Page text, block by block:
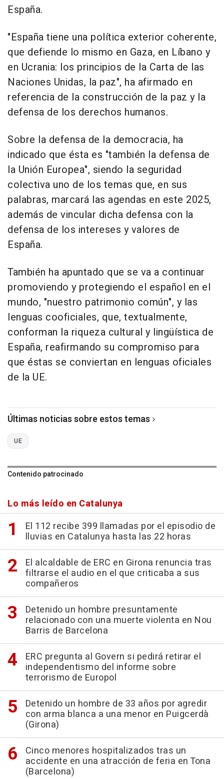
España.
"España tiene una política exterior coherente,
que defiende lo mismo en Gaza, en Líbano y
en Ucrania: los principios de la Carta de las
Naciones Unidas, la paz", ha afirmado en
referencia de la construcción de la paz y la
defensa de los derechos humanos.
Sobre la defensa de la democracia, ha
indicado que ésta es "también la defensa de
la Unión Europea", siendo la seguridad
colectiva uno de los temas que, en sus
palabras, marcará las agendas en este 2025,
además de vincular dicha defensa con la
defensa de los intereses y valores de
España.
También ha apuntado que se va a continuar
promoviendo y protegiendo el español en el
mundo, "nuestro patrimonio común", y las
lenguas cooficiales, que, textualmente,
conforman la riqueza cultural y lingüística de
España, reafirmando su compromiso para
que éstas se conviertan en lenguas oficiales
de la UE.
Últimas noticias sobre estos temas
UE
Contenido patrocinado
Lo más leído en Catalunya
El 112 recibe 399 llamadas por el episodio de
lluvias en Catalunya hasta las 22 horas
El alcaldable de ERC en Girona renuncia tras
filtrarse el audio en el que criticaba a sus
compañeros
Detenido un hombre presuntamente
relacionado con una muerte violenta en Nou
Barris de Barcelona
ERC pregunta al Govern si pedirá retirar el
independentismo del informe sobre
terrorismo de Europol
Detenido un hombre de 33 años por agredir
con arma blanca a una menor en Puigcerdà
(Girona)
Cinco menores hospitalizados tras un
accidente en una atracción de feria en Tona
(Barcelona)